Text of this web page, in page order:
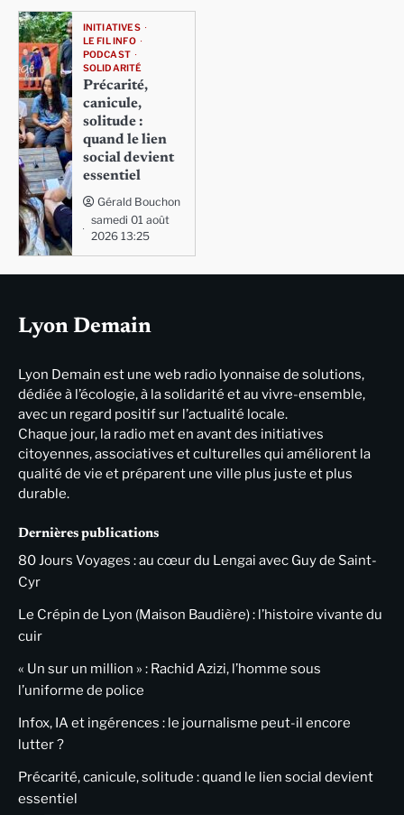
INITIATIVES
LE FIL INFO
PODCAST
SOLIDARITÉ
Précarité,
canicule,
solitude :
quand le lien
social devient
essentiel
Gérald Bouchon
samedi 01 août
2026 13:25
Lyon Demain
Lyon Demain est une web radio lyonnaise de solutions,
dédiée à l’écologie, à la solidarité et au vivre-ensemble,
avec un regard positif sur l’actualité locale.
Chaque jour, la radio met en avant des initiatives
citoyennes, associatives et culturelles qui améliorent la
qualité de vie et préparent une ville plus juste et plus
durable.
Dernières publications
80 Jours Voyages : au cœur du Lengai avec Guy de Saint-
Cyr
Le Crépin de Lyon (Maison Baudière) : l’histoire vivante du
cuir
« Un sur un million » : Rachid Azizi, l’homme sous
l’uniforme de police
Infox, IA et ingérences : le journalisme peut-il encore
lutter ?
Précarité, canicule, solitude : quand le lien social devient
essentiel